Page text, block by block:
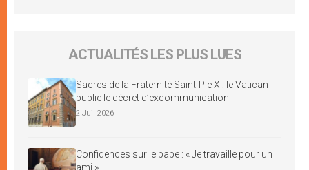
ACTUALITÉS LES PLUS LUES
Sacres de la Fraternité Saint-Pie X : le Vatican
publie le décret d’excommunication
2 Juil 2026
Confidences sur le pape : « Je travaille pour un
ami »